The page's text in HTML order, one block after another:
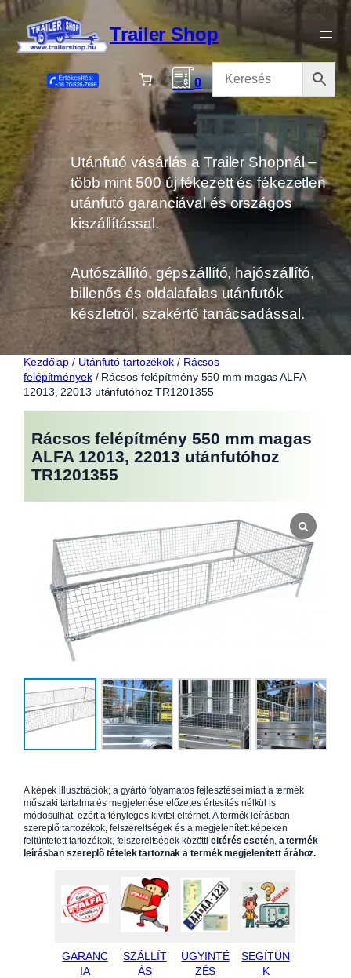
Ugrás
tartalomhoz
Trailer Shop
0
Utánfutó vásárlás a Trailer Shopnál –
több mint 500 új fékezett és fékezetlen
utánfutó garanciával és országos
kiszállítással.
Autószállító, gépszállító, hajószállító,
billenős és oldalafalas utánfutók
készletről, szakértő tanácsadással.
Kezdőlap / Utánfutó tartozékok / Rácsos
felépítmények/ Rácsos felépítmény 550 mm magas ALFA
12013, 22013 utánfutóhoz TR1201355
Rácsos felépítmény 550 mm magas
ALFA 12013, 22013 utánfutóhoz
TR1201355
A képek illusztrációk; a gyártó folyamatos fejlesztései miatt a termék
műszaki tartalma és megjelenése előzetes értesítés nélkül is
módosulhat, ezért a tényleges kivitel eltérhet. A termék leírásban
szereplő tartozékok, felszereltségek és a megjelenített képeken
feltüntetett tartozékok, felszereltségek közöttieltérés esetén, a termék
leírásban szereplő tételek tartoznak a termék megjelenített árához.
GARANC
IA
SZÁLLÍT
ÁS
ÜGYINTÉ
ZÉS
SEGÍTÜN
K